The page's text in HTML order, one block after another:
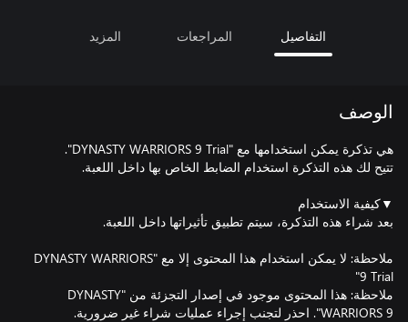
التفاصيل المراجعات المزيد
الوصف
ملاحظة: لا يمكن استخدام هذا المحتوى إلا مع "DYNASTY WARRIORS
ملاحظة: هذا المحتوى موجود في إصدار التجزئة من "DYNASTY
WARRIORS 9". احذر لتجنب إجراء عمليات شراء غير ضرورية.